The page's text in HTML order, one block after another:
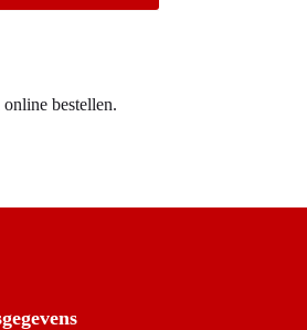
bestellen.